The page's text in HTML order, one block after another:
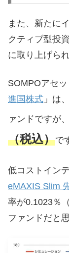
また、新たに
クティブ型投
に取り上げら
SOMPOアセ
進国株式 」は
ァンドですが
（税込）で
低コストイン
eMAXIS Slim
率が0.1023％
ファンドだと